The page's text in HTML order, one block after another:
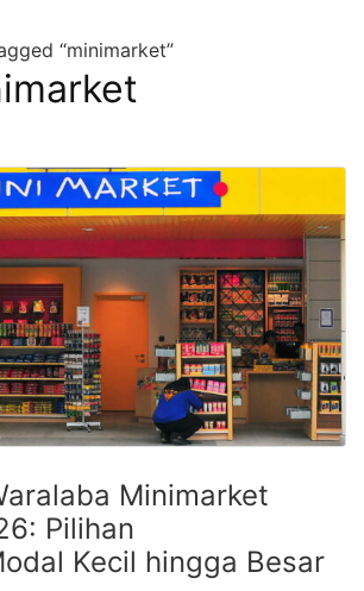
“minimarket”
Minimarket
Pilihan
Kecil hingga Besar